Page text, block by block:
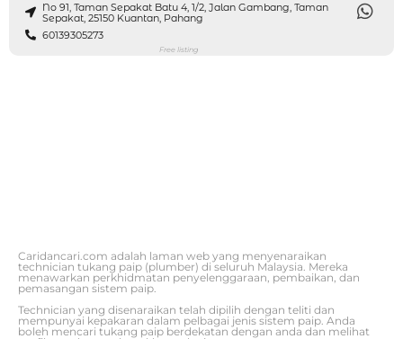
No 91, Taman Sepakat Batu 4, 1/2, Jalan Gambang, Taman
Sepakat, 25150 Kuantan, Pahang
60139305273
Free listing
Caridancari.com adalah laman web yang menyenaraikan
technician tukang paip (plumber) di seluruh Malaysia. Mereka
menawarkan perkhidmatan penyelenggaraan, pembaikan, dan
pemasangan sistem paip.
Technician yang disenaraikan telah dipilih dengan teliti dan
mempunyai kepakaran dalam pelbagai jenis sistem paip. Anda
boleh mencari tukang paip berdekatan dengan anda dan melihat